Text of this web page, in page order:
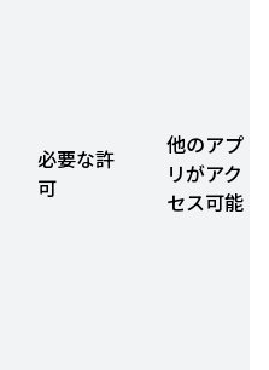
必要な許
可
他のアプ
リがアク
セス可能